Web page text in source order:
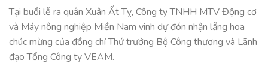
Tại buổi lễ ra quân Xuân Ất Tỵ, Công ty TNHH MTV Động cơ
và Máy nông nghiệp Miền Nam vinh dự đón nhận lẵng hoa
chúc mừng của đồng chí Thứ trưởng Bộ Công thương và Lãnh
đạo Tổng Công ty VEAM.